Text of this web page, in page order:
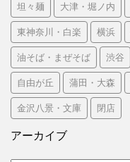
坦々麺 大津・堀ノ内
東神奈川・白楽 横浜
油そば・まぜそば 渋谷
自由が丘 蒲田・大森
金沢八景・文庫 閉店
アーカイブ